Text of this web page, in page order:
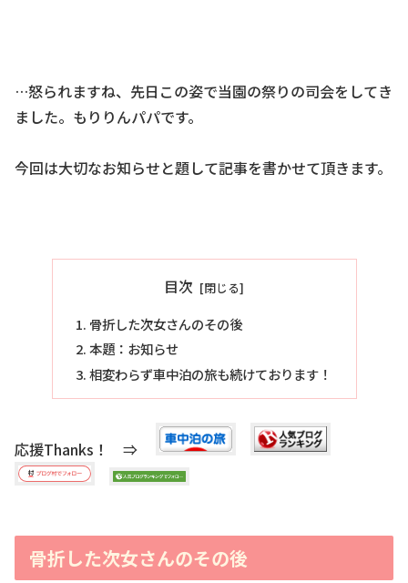
…怒られますね、先日この姿で当園の祭りの司会をしてき
ました。もりりんパパです。
今回は大切なお知らせと題して記事を書かせて頂きます。
目次
骨折した次女さんのその後
本題：お知らせ
相変わらず車中泊の旅も続けております！
応援Thanks！ ⇒
骨折した次女さんのその後